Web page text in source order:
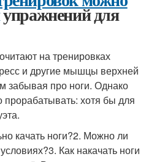
упражнений для
на тренировках
и другие мышцы верхней
забывая про ноги. Однако
прорабатывать: хотя бы для
качать ноги?2. Можно ли
Как накачать ноги